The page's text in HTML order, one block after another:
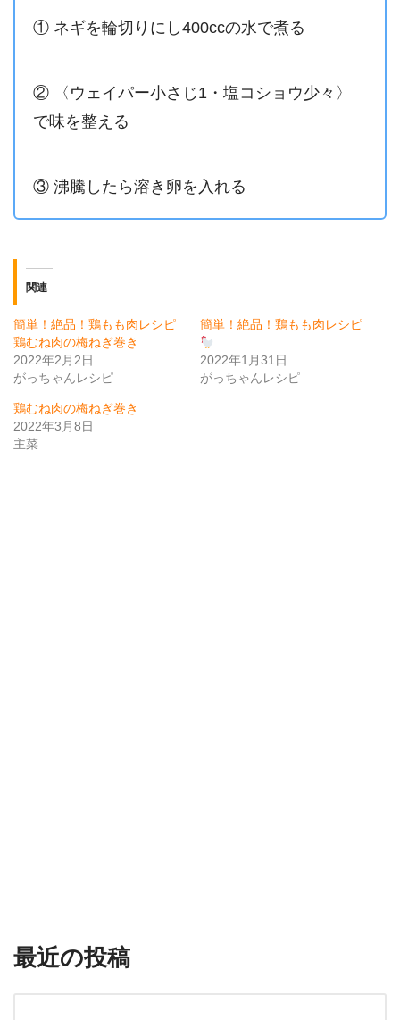
① ネギを輪切りにし400ccの水で煮る
② 〈ウェイパー小さじ1・塩コショウ少々〉
で味を整える
③ 沸騰したら溶き卵を入れる
関連
簡単！絶品！鶏もも肉レシピ
鶏むね肉の梅ねぎ巻き
2022年2月2日
がっちゃんレシピ
簡単！絶品！鶏もも肉レシピ
2022年1月31日
がっちゃんレシピ
鶏むね肉の梅ねぎ巻き
2022年3月8日
主菜
最近の投稿